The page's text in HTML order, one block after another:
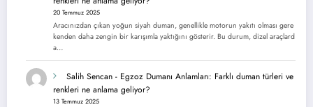
20 Temmuz 2025
Aracınızdan çıkan yoğun siyah duman, genellikle motorun yakıtı olması gere
kenden daha zengin bir karışımla yaktığını gösterir. Bu durum, dizel araçlard
a…
Salih Sencan - Egzoz Dumanı Anlamları: Farklı duman türleri ve
renkleri ne anlama geliyor?
13 Temmuz 2025